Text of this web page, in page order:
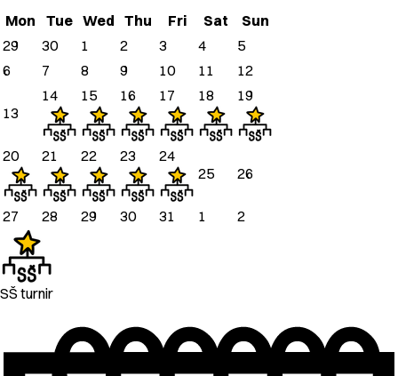
Mon Tue Wed Thu Fri Sat
Sun
29
30 1 2 3 4
5
6
7 8 9 10 11 12
13
14 15 16 17 18 19
20 21 22 23
24
25
26
27 28 29 30 31 1 2
SŠ turnir